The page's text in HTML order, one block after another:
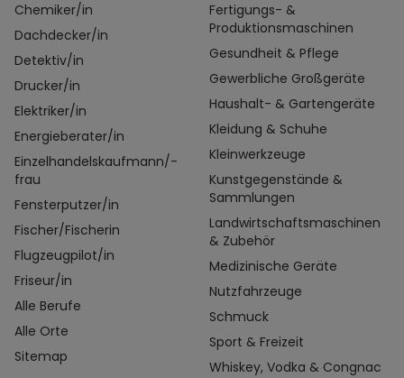
Chemiker/in
Dachdecker/in
Detektiv/in
Drucker/in
Elektriker/in
Energieberater/in
Einzelhandelskaufmann/-
frau
Fensterputzer/in
Fischer/Fischerin
Flugzeugpilot/in
Friseur/in
Alle Berufe
Alle Orte
Sitemap
Fertigungs- &
Produktionsmaschinen
Gesundheit & Pflege
Gewerbliche Großgeräte
Haushalt- & Gartengeräte
Kleidung & Schuhe
Kleinwerkzeuge
Kunstgegenstände &
Sammlungen
Landwirtschaftsmaschinen
& Zubehör
Medizinische Geräte
Nutzfahrzeuge
Schmuck
Sport & Freizeit
Whiskey, Vodka & Congnac